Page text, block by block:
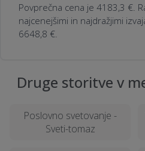
Povprečna cena je 4183,3 €.
najcenejšimi in najdražjimi
6648,8 €.
Druge storitve v
Poslovno svetovanje -
Sveti-tomaz